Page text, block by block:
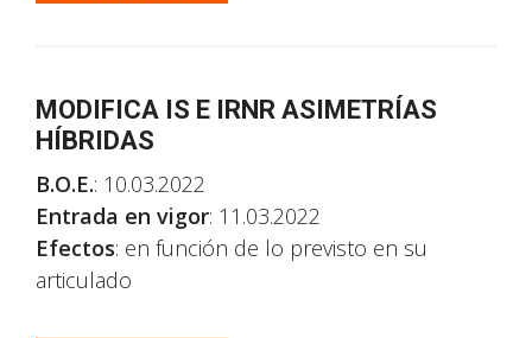
MODIFICA IS E IRNR ASIMETRÍAS
HÍBRIDAS
B.O.E.: 10.03.2022
Entrada en vigor: 11.03.2022
Efectos: en función de lo previsto en su
articulado